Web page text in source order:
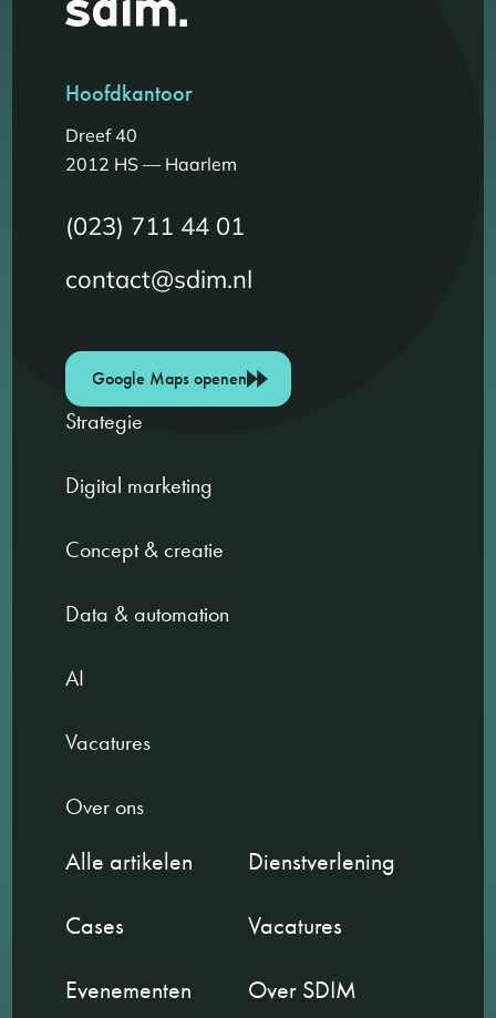
Hoofdkantoor
Dreef 40
2012 HS — Haarlem
(023) 711 44 01
contact@sdim.nl
Google Maps openen
Strategie
Digital marketing
Concept & creatie
Data & automation
AI
Vacatures
Over ons
Alle artikelen
Dienstverlening
Cases
Vacatures
Evenementen
Over SDIM